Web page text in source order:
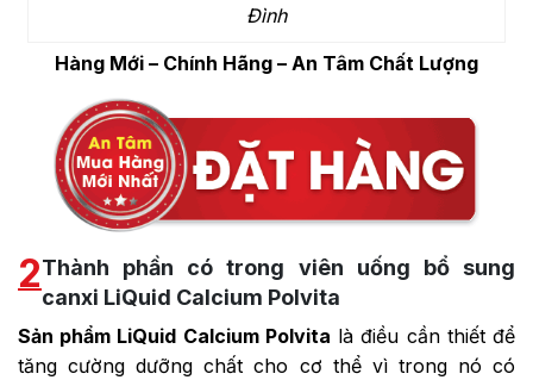
Đình
Hàng Mới – Chính Hãng – An Tâm Chất Lượng
2Thành phần có trong viên uống bổ sung
canxi LiQuid Calcium Polvita
Sản phẩm LiQuid Calcium Polvita là điều cần thiết để
tăng cường dưỡng chất cho cơ thể vì trong nó có